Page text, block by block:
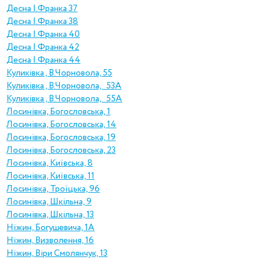
Десна І.Франка 37
Десна І.Франка 38
Десна І.Франка 40
Десна І.Франка 42
Десна І.Франка 44
Куликiвка , В.Чорновола, 55
Куликiвка , В.Чорновола, 53А
Куликiвка , В.Чорновола, 55А
Лосинівка, Богословська, 1
Лосинівка, Богословська, 14
Лосинівка, Богословська, 19
Лосинівка, Богословська, 23
Лосинівка, Київська, 8
Лосинівка, Київська, 11
Лосинівка, Троїцька, 96
Лосинівка, Шкільна, 9
Лосинівка, Шкільна, 13
Ніжин, Богушевича, 1А
Ніжин, Визволення, 16
Ніжин, Віри Смолянчук, 13